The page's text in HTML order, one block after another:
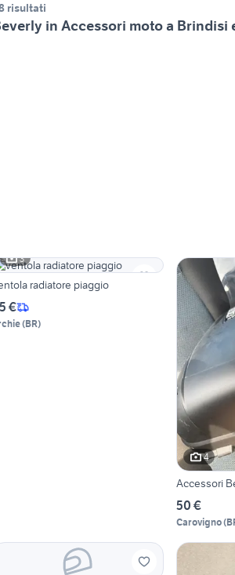
risultati
in Accessori moto a Brindisi
3
radiatore piaggio
€
(BR)
4
Accessori
50 €
Carovigno(